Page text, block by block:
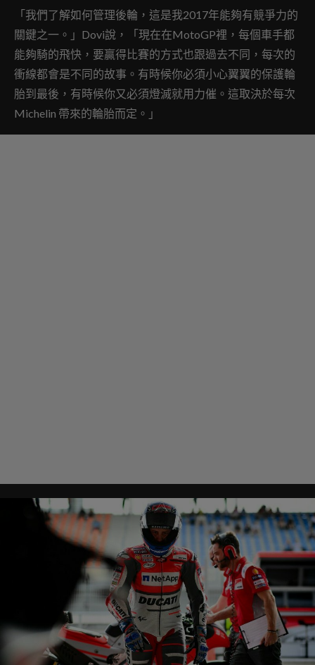
「我們了解如何管理後輪，這是我2017年能夠有競爭力的
關鍵之一。」Dovi說，「現在在MotoGP裡，每個車手都
能夠騎的飛快，要贏得比賽的方式也跟過去不同，每次的
衝線都會是不同的故事。有時候你必須小心翼翼的保護輪
胎到最後，有時候你又必須燈滅就用力催。這取決於每次
Michelin 帶來的輪胎而定。」